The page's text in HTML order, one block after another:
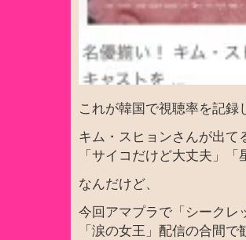
これが韓国で視聴率を記
キム・スヒョンさんが出て
「サイコだけど大丈夫」
なんだけど、
今回アマプラで「シークレ
「涙の女王」配信の合間